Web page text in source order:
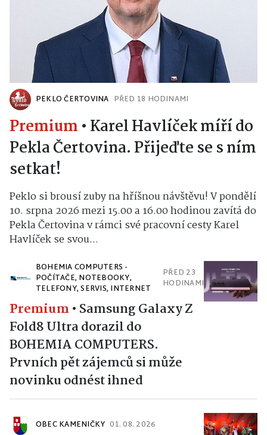
PEKLO ČERTOVINA PŘED 18 HODINAMI
Premium • Karel Havlíček míří do
Pekla Čertovina. Přijeďte se s ním
setkat!
Peklo si brousí zuby na hříšnou návštěvu! V pondělí
10. srpna 2026 mezi 15.00 a 16.00 hodinou zavítá do
Pekla Čertovina v rámci své pracovní cesty Karel
Havlíček se svou...
BOHEMIA COMPUTERS -
POČÍTAČE, NOTEBOOKY,
TELEFONY, SERVIS, INTERNET
PŘED 23
HODINAMI
Premium • Samsung Galaxy Z
Fold8 Ultra dorazil do
BOHEMIA COMPUTERS.
Prvních pět zájemců si může
novinku odnést ihned
OBEC KAMENIČKY 01. 08. 2026